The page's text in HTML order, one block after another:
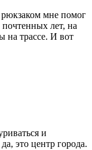
мне помог
лет, на
на трассе. И вот
и
это центр города.